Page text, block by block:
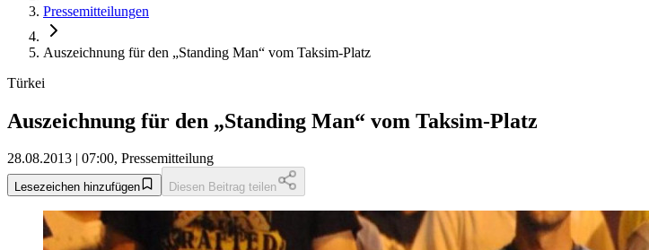
Pressemitteilungen
Auszeichnung für den „Standing Man“ vom Taksim-Platz
Türkei
Auszeichnung für den „Standing Man“ vom Taksim-Platz
28.08.2013 | 07:00, Pressemitteilung
Lesezeichen hinzufügen Diesen Beitrag teilen